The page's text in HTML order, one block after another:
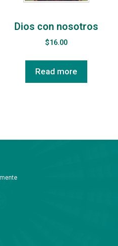
Dios con nosotros
$16.00
Read more